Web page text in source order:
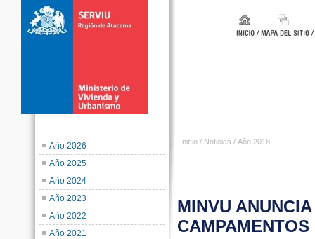
Año 2026
Año 2025
Año 2024
Año 2023
Año 2022
Año 2021
Inicio / Noticias / Año 2018
MINVU